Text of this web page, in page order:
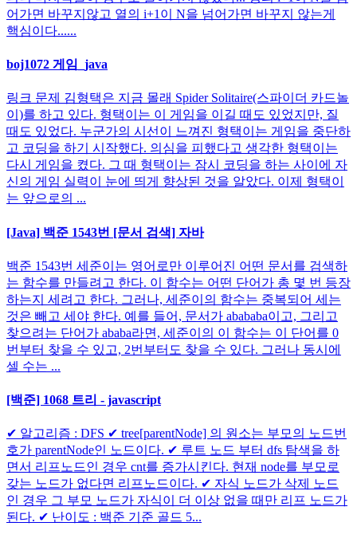
어가면 바꾸지않고 열의 i+1이 N을 넘어가면 바꾸지 않는게
핵심이다......
boj1072 게임_java
링크 문제 김형택은 지금 몰래 Spider Solitaire(스파이더 카드놀
이)를 하고 있다. 형택이는 이 게임을 이길 때도 있었지만, 질
때도 있었다. 누군가의 시선이 느껴진 형택이는 게임을 중단하
고 코딩을 하기 시작했다. 의심을 피했다고 생각한 형택이는
다시 게임을 켰다. 그 때 형택이는 잠시 코딩을 하는 사이에 자
신의 게임 실력이 눈에 띄게 향상된 것을 알았다. 이제 형택이
는 앞으로의 ...
[Java] 백준 1543번 [문서 검색] 자바
백준 1543번 세준이는 영어로만 이루어진 어떤 문서를 검색하
는 함수를 만들려고 한다. 이 함수는 어떤 단어가 총 몇 번 등장
하는지 세려고 한다. 그러나, 세준이의 함수는 중복되어 세는
것은 빼고 세야 한다. 예를 들어, 문서가 abababa이고, 그리고
찾으려는 단어가 ababa라면, 세준이의 이 함수는 이 단어를 0
번부터 찾을 수 있고, 2번부터도 찾을 수 있다. 그러나 동시에
셀 수는 ...
[백준] 1068 트리 - javascript
✔ 알고리즘 : DFS ✔ tree[parentNode] 의 원소는 부모의 노드번
호가 parentNode인 노드이다. ✔ 루트 노드 부터 dfs 탐색을 하
면서 리프노드인 경우 cnt를 증가시킨다. 현재 node를 부모로
갖는 노드가 없다면 리프노드이다. ✔ 자식 노드가 삭제 노드
인 경우 그 부모 노드가 자식이 더 이상 없을 때만 리프 노드가
된다. ✔ 난이도 : 백준 기준 골드 5...